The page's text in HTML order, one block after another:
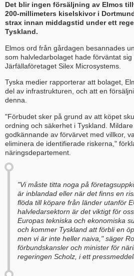
Det blir ingen försäljning av Elmos
200-millimeters kiselskivor i
strax innan middagstid under ett
Tyskland.
Elmos ord från gårdagen besannades
som halvledarbolaget hade förväntat
Järfällaföretaget Silex Microsystems.
Tyska medier rapporterar att bolaget,
del av infrastrukturen, och att en
denna.
"Förbudet sker på grund av att köpet
ordning och säkerhet i Tyskland.
godkännande av förvärvet med villkor,
eliminera de identifierade riskerna,"
näringsdepartement.
"Vi måste titta noga på
är inblandad eller när det finns en
flöda till köpare från länder utanför
halvledarsektorn är det viktigt för
Europas tekniska och ekonomiska
och kommer Tyskland att förbli en
men vi är inte heller naiva," säger
förbundskansler och minister för
regeringen Scholz, i ett